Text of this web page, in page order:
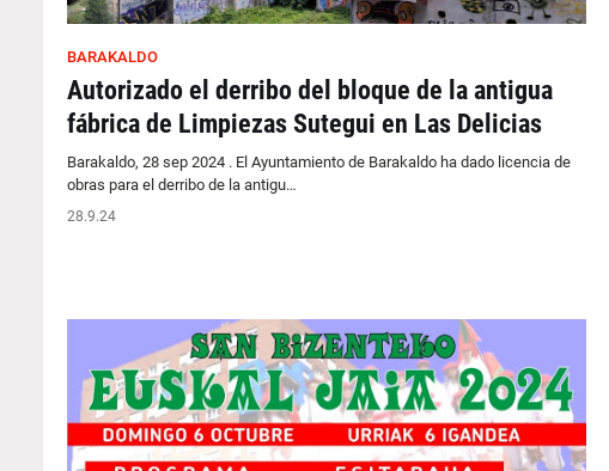
BARAKALDO
Autorizado el derribo del bloque de la antigua
fábrica de Limpiezas Sutegui en Las Delicias
Barakaldo, 28 sep 2024 . El Ayuntamiento de Barakaldo ha dado licencia de
obras para el derribo de la antigu…
28.9.24